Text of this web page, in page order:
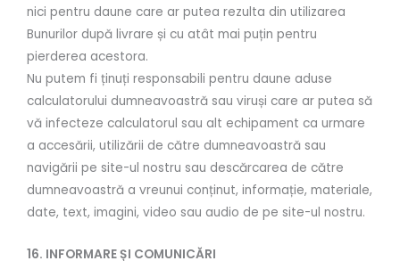
nici pentru daune care ar putea rezulta din utilizarea
Bunurilor după livrare și cu atât mai puțin pentru
pierderea acestora.
Nu putem fi ținuți responsabili pentru daune aduse
calculatorului dumneavoastră sau viruși care ar putea să
vă infecteze calculatorul sau alt echipament ca urmare
a accesării, utilizării de către dumneavoastră sau
navigării pe site-ul nostru sau descărcarea de către
dumneavoastră a vreunui conținut, informație, materiale,
date, text, imagini, video sau audio de pe site-ul nostru.
16. INFORMARE ȘI COMUNICĂRI